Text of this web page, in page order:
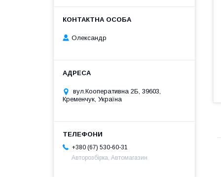
Олександр
вул.Кооперативна 2Б, 39603,
Кременчук, Україна
+380 (67) 530-60-31
Авторозбірка, Автомагазин